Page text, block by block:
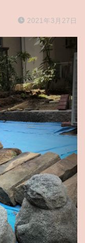
2021年3月27日